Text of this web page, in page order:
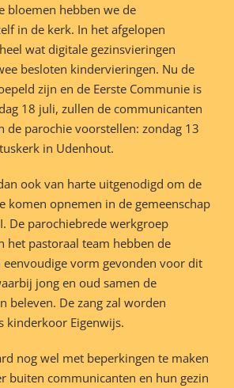
bloemen hebben we de
in de kerk. In het afgelopen
wat digitale gezinsvieringen
besloten kindervieringen. Nu de
zijn en de Eerste Communie is
18 juli, zullen de communicanten
de parochie voorstellen: zondag 13
in Udenhout.
ook van harte uitgenodigd om de
komen opnemen in de gemeenschap
De parochiebrede werkgroep
het pastoraal team hebben de
eenvoudige vorm gevonden voor dit
jong en oud samen de
beleven. De zang zal worden
kinderkoor Eigenwijs.
nog wel met beperkingen te maken
buiten communicanten en hun gezin